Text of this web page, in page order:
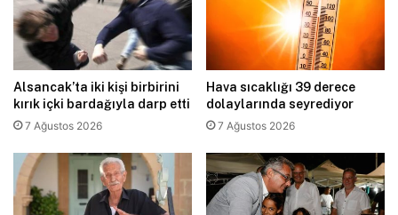
Alsancak’ta iki kişi birbirini
kırık içki bardağıyla darp etti
7 Ağustos 2026
Hava sıcaklığı 39 derece
dolaylarında seyrediyor
7 Ağustos 2026